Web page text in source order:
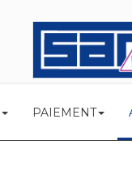
PAIEMENT